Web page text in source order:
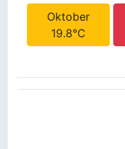
Oktober
19.8°C